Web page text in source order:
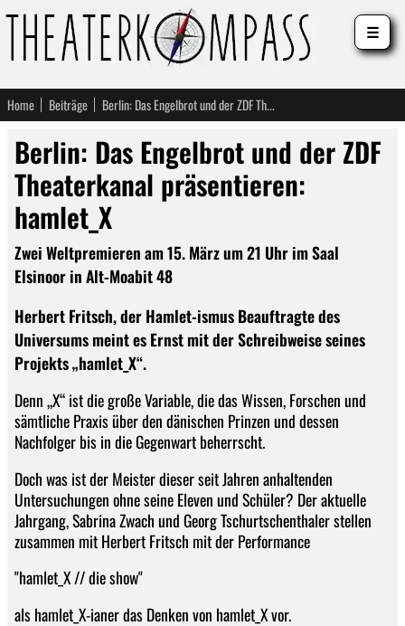
Home Beiträge Berlin: Das Engelbrot und der ZDF Theaterkanal präsentieren: hamlet_X
Berlin: Das Engelbrot und der ZDF
Theaterkanal präsentieren:
hamlet_X
Zwei Weltpremieren am 15. März um 21 Uhr im Saal
Elsinoor in Alt-Moabit 48
Herbert Fritsch, der Hamlet-ismus Beauftragte des
Universums meint es Ernst mit der Schreibweise seines
Projekts „hamlet_X“.
Denn „X“ ist die große Variable, die das Wissen, Forschen und
sämtliche Praxis über den dänischen Prinzen und dessen
Nachfolger bis in die Gegenwart beherrscht.
Doch was ist der Meister dieser seit Jahren anhaltenden
Untersuchungen ohne seine Eleven und Schüler? Der aktuelle
Jahrgang, Sabrina Zwach und Georg Tschurtschenthaler stellen
zusammen mit Herbert Fritsch mit der Performance
"hamlet_X // die show"
als hamlet_X-ianer das Denken von hamlet_X vor.
☰